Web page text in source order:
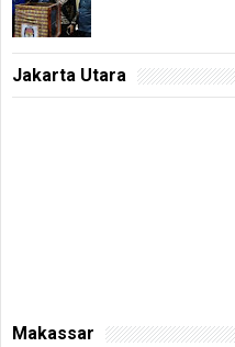
Jakarta Utara
Makassar